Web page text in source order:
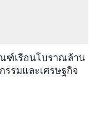
ฑ์เรือนโบราณล้าน
รมและเศรษฐกิจ